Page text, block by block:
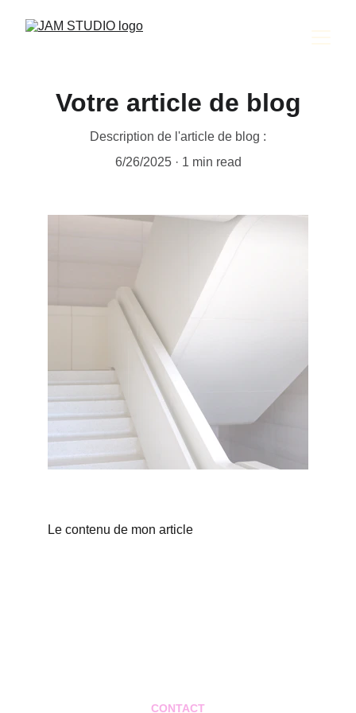
Votre article de blog
Description de l'article de blog :
6/26/2025
1 min read
Le contenu de mon article
CONTACT